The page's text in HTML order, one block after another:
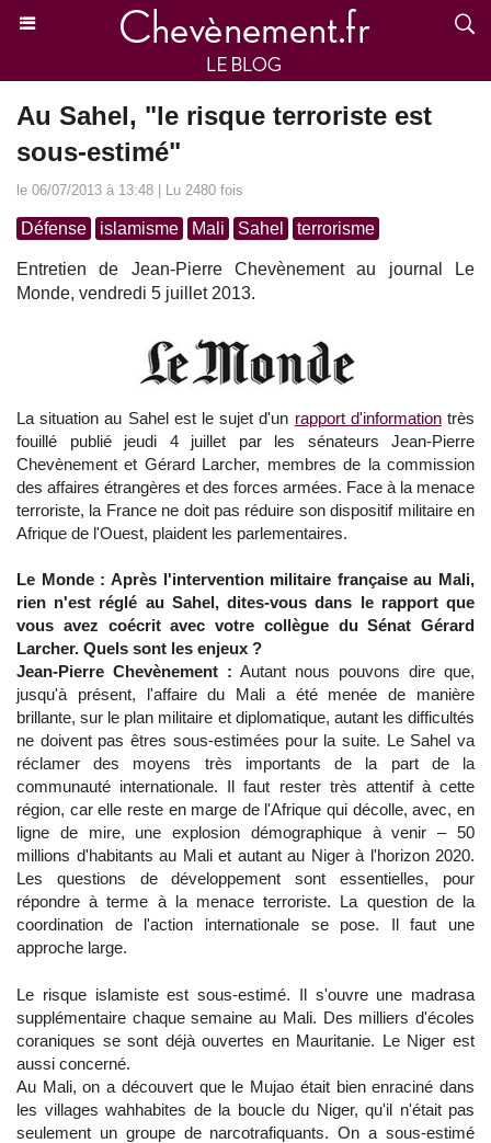
Au Sahel, "le risque terroriste est
sous-estimé"
le 06/07/2013 à 13:48 | Lu 2480 fois
Défense islamisme Mali Sahel terrorisme
Entretien de Jean-Pierre Chevènement au journal Le
Monde, vendredi 5 juillet 2013.
La situation au Sahel est le sujet d'un rapport d'informationtrès
fouillé publié jeudi 4 juillet par les sénateurs Jean-Pierre
Chevènement et Gérard Larcher, membres de la commission
des affaires étrangères et des forces armées. Face à la menace
terroriste, la France ne doit pas réduire son dispositif militaire en
Afrique de l'Ouest, plaident les parlementaires.
Le Monde : Après l'intervention militaire française au Mali,
rien n'est réglé au Sahel, dites-vous dans le rapport que
vous avez coécrit avec votre collègue du Sénat Gérard
Larcher. Quels sont les enjeux ?
Jean-Pierre Chevènement : Autant nous pouvons dire que,
jusqu'à présent, l'affaire du Mali a été menée de manière
brillante, sur le plan militaire et diplomatique, autant les difficultés
ne doivent pas êtres sous-estimées pour la suite. Le Sahel va
réclamer des moyens très importants de la part de la
communauté internationale. Il faut rester très attentif à cette
région, car elle reste en marge de l'Afrique qui décolle, avec, en
ligne de mire, une explosion démographique à venir – 50
millions d'habitants au Mali et autant au Niger à l'horizon 2020.
Les questions de développement sont essentielles, pour
répondre à terme à la menace terroriste. La question de la
coordination de l'action internationale se pose. Il faut une
approche large.
Le risque islamiste est sous-estimé. Il s'ouvre une madrasa
supplémentaire chaque semaine au Mali. Des milliers d'écoles
coraniques se sont déjà ouvertes en Mauritanie. Le Niger est
aussi concerné.
Au Mali, on a découvert que le Mujao était bien enraciné dans
les villages wahhabites de la boucle du Niger, qu'il n'était pas
seulement un groupe de narcotrafiquants. On a sous-estimé